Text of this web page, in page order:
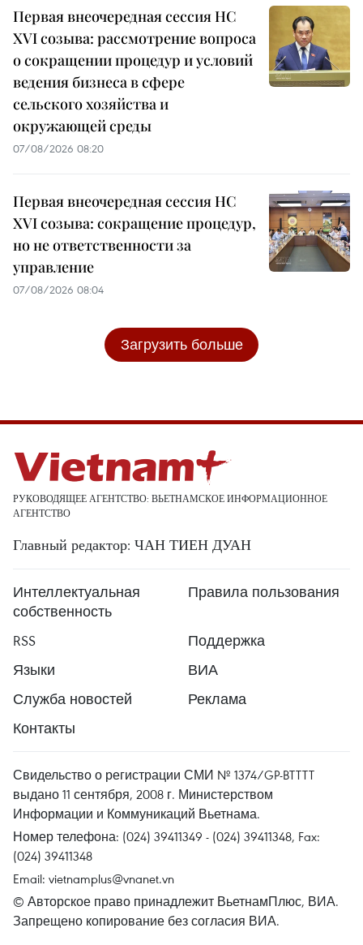
Первая внеочередная сессия НС
XVI созыва: рассмотрение вопроса
о сокращении процедур и условий
ведения бизнеса в сфере
сельского хозяйства и
окружающей среды
07/08/2026 08:20
Первая внеочередная сессия НС
XVI созыва: сокращение процедур,
но не ответственности за
управление
07/08/2026 08:04
Загрузить больше
РУКОВОДЯЩЕЕ АГЕНТСТВО: ВЬЕТНАМСКОЕ ИНФОРМАЦИОННОЕ
АГЕНТСТВО
Главный редактор: ЧАН ТИЕН ДУАН
Интеллектуальная
собственность
Правила пользования
RSS
Поддержка
Языки
ВИА
Служба новостей
Реклама
Контакты
Свидельство о регистрации СМИ № 1374/GP-BTTTT
выдано 11 сентября, 2008 г. Министерством
Информации и Коммуникаций Вьетнама.
Номер телефона: (024) 39411349 - (024) 39411348, Fax:
(024) 39411348
Email: vietnamplus@vnanet.vn
© Авторское право принадлежит ВьетнамПлюс, ВИА.
Запрещено копирование без согласия ВИА.